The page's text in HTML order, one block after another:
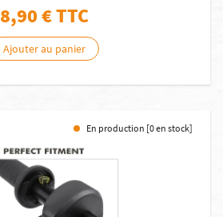
8,90€ TTC
Ajouter au panier
En production [0 en stock]